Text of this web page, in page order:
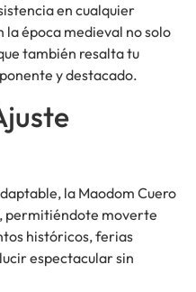
en cualquier
la época medieval no solo
también resalta tu
y destacado.
la Maodom Cuero
permitiéndote moverte
históricos, ferias
espectacular sin